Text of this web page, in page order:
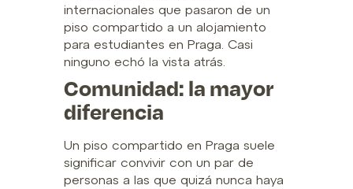
internacionales que pasaron de un
piso compartido a un alojamiento
para estudiantes en Praga. Casi
ninguno echó la vista atrás.
Comunidad: la mayor
diferencia
Un piso compartido en Praga suele
significar convivir con un par de
personas a las que quizá nunca haya